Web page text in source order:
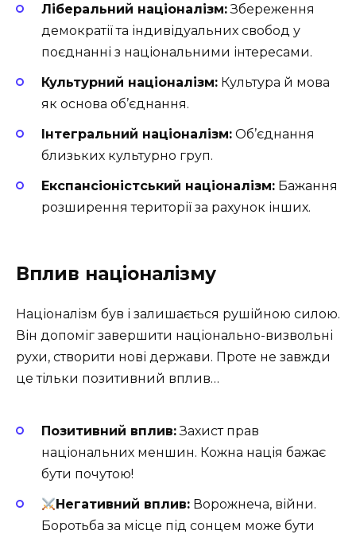
Ліберальний націоналізм:Збереження
демократії та індивідуальних свобод у
поєднанні з національними інтересами.
Культурний націоналізм: Культура й мова
як основа об’єднання.
Інтегральний націоналізм: Об’єднання
близьких культурно груп.
Експансіоністський націоналізм: Бажання
розширення території за рахунок інших.
Вплив націоналізму
Націоналізм був і залишається рушійною силою.
Він допоміг завершити національно-визвольні
рухи, створити нові держави. Проте не завжди
це тільки позитивний вплив…
Позитивний вплив:Захист прав
національних меншин. Кожна нація бажає
бути почутою!
Негативний вплив: Ворожнеча, війни.
Боротьба за місце під сонцем може бути